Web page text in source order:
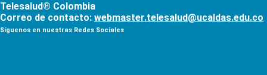
Telesalud® Colombia
Correo de contacto: webmaster.telesalud@ucaldas.edu.co
Síguenos en nuestras Redes Sociales